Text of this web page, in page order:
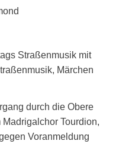
Straßenmusik mit
Märchen
durch die Obere
Tourdion,
Voranmeldung